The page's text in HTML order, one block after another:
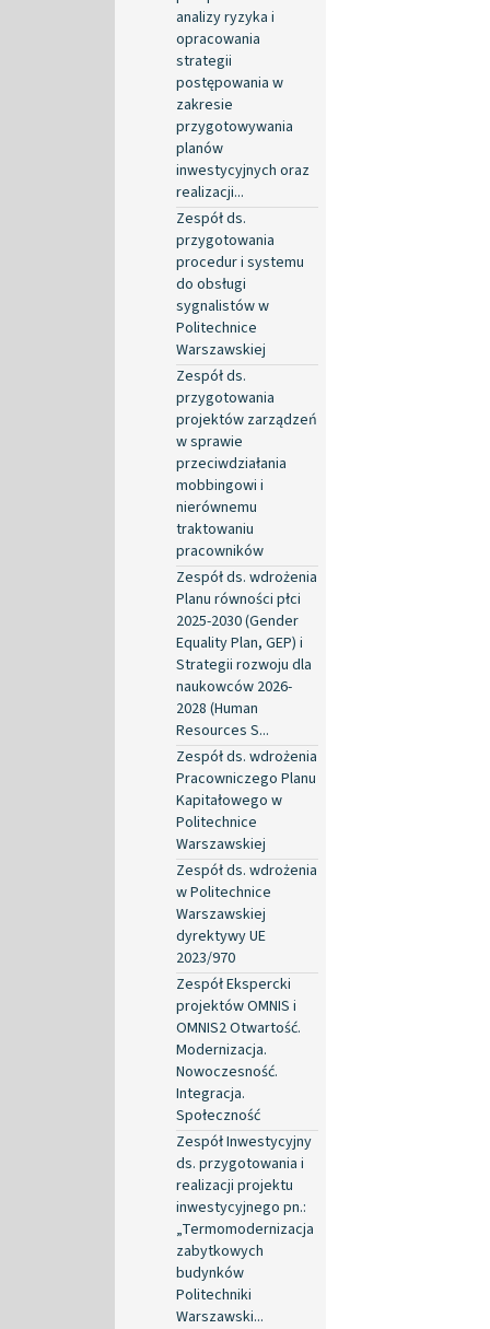
analizy ryzyka i
opracowania
strategii
postępowania w
zakresie
przygotowywania
planów
inwestycyjnych oraz
realizacji...
Zespół ds.
przygotowania
procedur i systemu
do obsługi
sygnalistów w
Politechnice
Warszawskiej
Zespół ds.
przygotowania
projektów zarządzeń
w sprawie
przeciwdziałania
mobbingowi i
nierównemu
traktowaniu
pracowników
Zespół ds. wdrożenia
Planu równości płci
2025-2030 (Gender
Equality Plan, GEP) i
Strategii rozwoju dla
naukowców 2026-
2028 (Human
Resources S...
Zespół ds. wdrożenia
Pracowniczego Planu
Kapitałowego w
Politechnice
Warszawskiej
Zespół ds. wdrożenia
w Politechnice
Warszawskiej
dyrektywy UE
2023/970
Zespół Ekspercki
projektów OMNIS i
OMNIS2 Otwartość.
Modernizacja.
Nowoczesność.
Integracja.
Społeczność
Zespół Inwestycyjny
ds. przygotowania i
realizacji projektu
inwestycyjnego pn.:
„Termomodernizacja
zabytkowych
budynków
Politechniki
Warszawski...